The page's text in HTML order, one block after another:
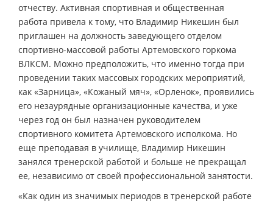
отчеству. Активная спортивная и общественная
работа привела к тому, что Владимир Никешин был
приглашен на должность заведующего отделом
спортивно-массовой работы Артемовского горкома
ВЛКСМ. Можно предположить, что именно тогда при
проведении таких массовых городских мероприятий,
как «Зарница», «Кожаный мяч», «Орленок», проявились
его незаурядные организационные качества, и уже
через год он был назначен руководителем
спортивного комитета Артемовского исполкома. Но
еще преподавая в училище, Владимир Никешин
занялся тренерской работой и больше не прекращал
ее, независимо от своей профессиональной занятости.
«Как один из значимых периодов в тренерской работе